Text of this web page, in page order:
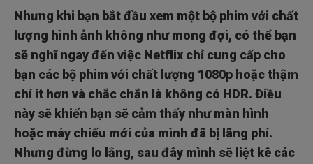
Nhưng khi bạn bắt đầu xem một bộ phim với chất
lượng hình ảnh không như mong đợi, có thể bạn
sẽ nghĩ ngay đến việc Netflix chỉ cung cấp cho
bạn các bộ phim với chất lượng 1080p hoặc thậm
chí ít hơn và chắc chắn là không có HDR. Điều
này sẽ khiến bạn sẽ cảm thấy như màn hình
hoặc máy chiếu mới của mình đã bị lãng phí.
Nhưng đừng lo lắng, sau đây mình sẽ liệt kê các